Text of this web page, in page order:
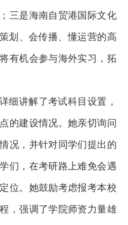
三是海南自贸港国际文化
划、会传播、懂运营的高
有机会参与海外实习，拓
细讲解了考试科目设置，
的建设情况。她亲切询问
况，并针对同学们提出的
们，在考研路上难免会遇
位。她鼓励考虑报考本校
，强调了学院师资力量雄